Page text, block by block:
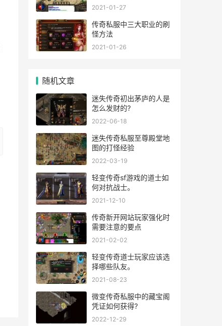
2021-01-27
传奇私服中三大职业的刷
怪方法
2021-01-26
随机文章
迷失传奇初出茅庐的人是
怎么发财的?
2022-06-18
迷失传奇私服至尊殿堂地
图的打怪经验
2022-03-19
轻变传奇sf游戏的道士如
何对抗战士。
2021-12-10
传奇新开网站玩家强化时
需要注意的要点
2021-02-02
轻变传奇道士玩家应该选
择哪些队友。
2021-08-23
微变传奇私服中的藏宝阁
凭证如何获得?
2022-12-29